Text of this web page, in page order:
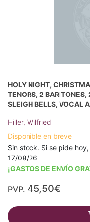
HOLY NIGHT,
TENORS, 2 BARITONES,
SLEIGH BELLS, VOCAL
Hiller, Wilfried
Disponible en breve
Sin stock. Si se pide
17/08/26
¡GASTOS DE ENVÍO
PVP. 45,50€